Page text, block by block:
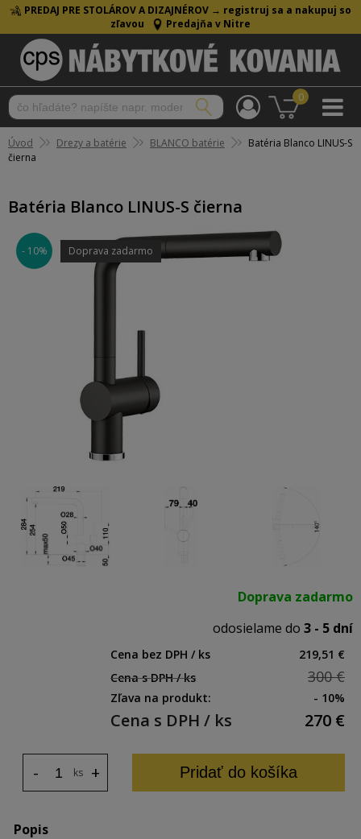
PREDAJ PRE STOLÁROV A DIZAJNÉROV → registruj sa a nakupuj so
zľavou
Predajňa v Nitre
0
Úvod Drezy a batérie BLANCO batérie
Batéria Blanco LINUS-S
čierna
Batéria Blanco LINUS-S čierna
- 10% Doprava zadarmo
Doprava zadarmo
odosielame do 3 - 5 dní
Cena bez DPH / ks
219,51 €
Cena s DPH / ks
300 €
Zľava na produkt: - 10%
Cena s DPH / ks 270 €
ks +
- Pridať do košíka
Popis